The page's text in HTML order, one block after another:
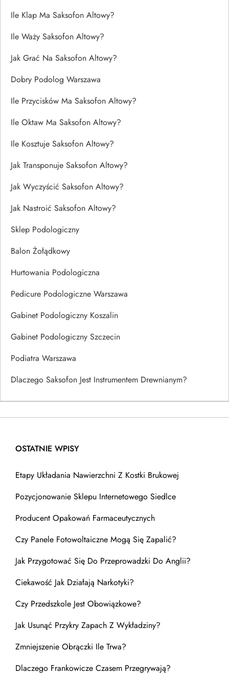
Ile Klap Ma Saksofon Altowy?
Ile Waży Saksofon Altowy?
Jak Grać Na Saksofon Altowy?
Dobry Podolog Warszawa
Ile Przycisków Ma Saksofon Altowy?
Ile Oktaw Ma Saksofon Altowy?
Ile Kosztuje Saksofon Altowy?
Jak Transponuje Saksofon Altowy?
Jak Wyczyścić Saksofon Altowy?
Jak Nastroić Saksofon Altowy?
Sklep Podologiczny
Balon Żołądkowy
Hurtowania Podologiczna
Pedicure Podologiczne Warszawa
Gabinet Podologiczny Koszalin
Gabinet Podologiczny Szczecin
Podiatra Warszawa
Dlaczego Saksofon Jest Instrumentem Drewnianym?
OSTATNIE WPISY
Etapy Układania Nawierzchni Z Kostki Brukowej
Pozycjonowanie Sklepu Internetowego Siedlce
Producent Opakowań Farmaceutycznych
Czy Panele Fotowoltaiczne Mogą Się Zapalić?
Jak Przygotować Się Do Przeprowadzki Do Anglii?
Ciekawość Jak Działają Narkotyki?
Czy Przedszkole Jest Obowiązkowe?
Jak Usunąć Przykry Zapach Z Wykładziny?
Zmniejszenie Obrączki Ile Trwa?
Dlaczego Frankowicze Czasem Przegrywają?